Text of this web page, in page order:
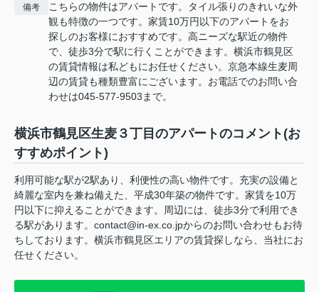
備考
こちらの物件はアパートです。タイル張りのきれいな外
観も特徴の一つです。家賃10万円以下のアパートをお
探しのお客様におすすめです。高ニーズな駅近の物件
で、徒歩3分で駅に行くことができます。横浜市鶴見区
の賃貸情報は私どもにお任せください。京急本線生麦周
辺の賃貸も種類豊富にございます。お電話でのお問い合
わせは045-577-9503まで。
横浜市鶴見区生麦３丁目のアパートのコメント(お
すすめポイント)
利用可能な駅が2駅あり、利便性の高い物件です。充実の設備と
綺麗な室内を兼ね備えた、平成30年築の物件です。家賃を10万
円以下に抑えることができます。周辺には、徒歩3分で利用でき
る駅があります。contact@in-ex.co.jpからのお問い合わせもお待
ちしております。横浜市鶴見区エリアの賃貸探しなら、当社にお
任せください。